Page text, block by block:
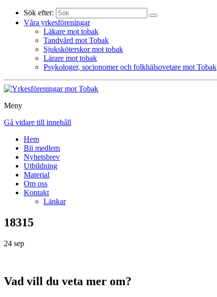
Sök efter:
Våra yrkesföreningar
Läkare mot tobak
Tandvård mot Tobak
Sjuksköterskor mot tobak
Lärare mot tobak
Psykologer, socionomer och folkhälsovetare mot Tobak
Meny
Gå vidare till innehåll
Hem
Bli medlem
Nyhetsbrev
Utbildning
Material
Om oss
Kontakt
Länkar
18315
24 sep
Vad vill du veta mer om?